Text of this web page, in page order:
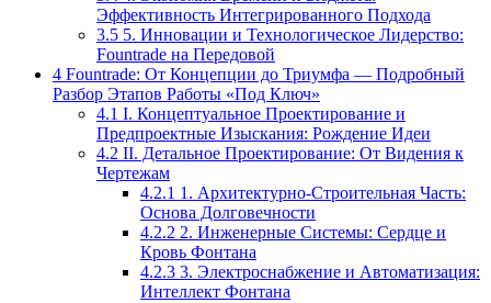
Эффективность Интегрированного Подхода
3.5 5. Инновации и Технологическое Лидерство:
Fountrade на Передовой
4 Fountrade: От Концепции до Триумфа — Подробный
Разбор Этапов Работы «Под Ключ»
4.1 I. Концептуальное Проектирование и
Предпроектные Изыскания: Рождение Идеи
4.2 II. Детальное Проектирование: От Видения к
Чертежам
4.2.1 1. Архитектурно-Строительная Часть:
Основа Долговечности
4.2.2 2. Инженерные Системы: Сердце и
Кровь Фонтана
4.2.3 3. Электроснабжение и Автоматизация:
Интеллект Фонтана